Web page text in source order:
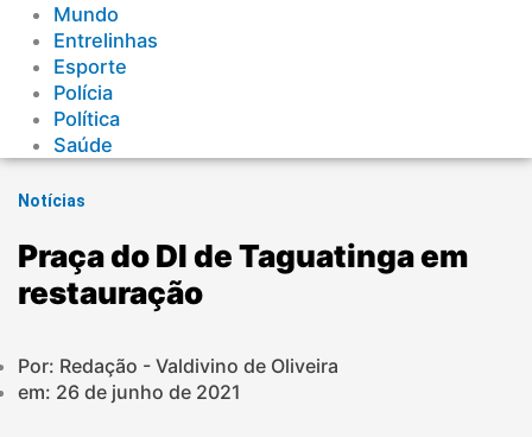
Mundo
Entrelinhas
Esporte
Polícia
Política
Saúde
Notícias
Praça do DI de Taguatinga em
restauração
Por: Redação - Valdivino de Oliveira
em: 26 de junho de 2021